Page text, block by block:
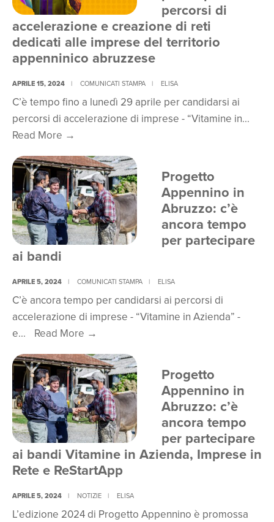
partecipare
percorsi
di
e
creazione
di
dedicati
al
territorio
abruzzese
percorsi di
accelerazione e creazione di reti
dedicati alle imprese del territorio
appenninico abruzzese
APRILE 15, 2024 | COMUNICATI STAMPA | ELISA
C’è tempo fino a lunedì 29 aprile per candidarsi ai
percorsi di accelerazione di imprese - “Vitamine in...
Read More →
scadenza
dei
bandi
per
partecipare
di
accelerazione
e
creazione
reti
dedicati
alle
imprese
del
territorio
appenninico
abruzzese
Progetto
Appennino in
Abruzzo: c’è
ancora tempo
per partecipare
ai bandi
APRILE 5, 2024 | COMUNICATI STAMPA | ELISA
C’è ancora tempo per candidarsi ai percorsi di
accelerazione di imprese - “Vitamine in Azienda” -
e... Read More →
in
Abruzzo:
c’è
ancora
tempo
per
partecipare
bandi
Progetto
Appennino in
Abruzzo: c’è
ancora tempo
per partecipare
ai bandi Vitamine in Azienda, Imprese in
Rete e ReStartApp
APRILE 5, 2024 | NOTIZIE | ELISA
L’edizione 2024 di Progetto Appennino è promossa